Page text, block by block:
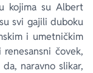
kojima su Albert
svi gajili duboku
i umetničkim
čovek,
naravno slikar,